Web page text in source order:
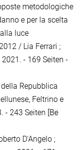
metodologiche
e per la scelta
luce
/ Lia Ferrari ;
- 169 Seiten -
Repubblica
Feltrino e
- 243 Seiten [Be
D'Angelo ;